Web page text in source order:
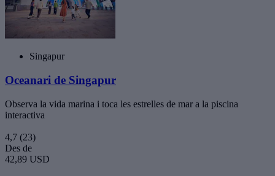
Singapur
Oceanari de Singapur
Observa la vida marina i toca les estrelles de mar a la piscina
interactiva
4,7 (23)
Des de
42,89 USD